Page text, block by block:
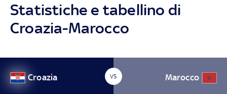
Statistiche e tabellino di
Croazia-Marocco
Croazia VS Marocco